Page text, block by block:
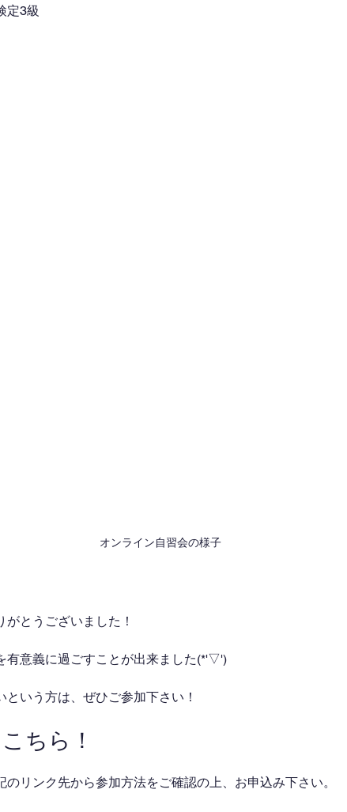
定3級
オンライン自習会の様子
とうございました！
有意義に過ごすことが出来ました(*'▽')
いう方は、ぜひご参加下さい！
ちら！
リンク先から参加方法をご確認の上、お申込み下さい。